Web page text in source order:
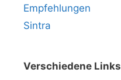
Empfehlungen
Sintra
Verschiedene Links